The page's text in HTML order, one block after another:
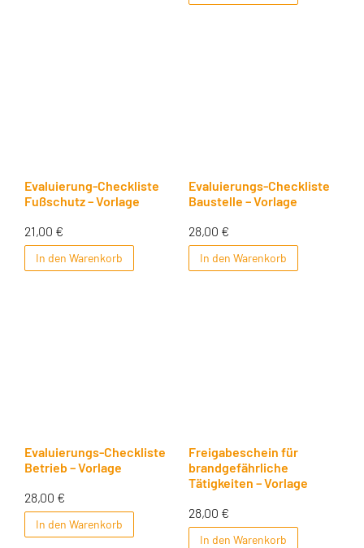
Evaluierung-Checkliste
Fußschutz – Vorlage
21,00 €
In den Warenkorb
Evaluierungs-Checkliste
Baustelle – Vorlage
28,00 €
In den Warenkorb
Evaluierungs-Checkliste
Betrieb – Vorlage
28,00 €
In den Warenkorb
Freigabeschein für
brandgefährliche
Tätigkeiten – Vorlage
28,00 €
In den Warenkorb